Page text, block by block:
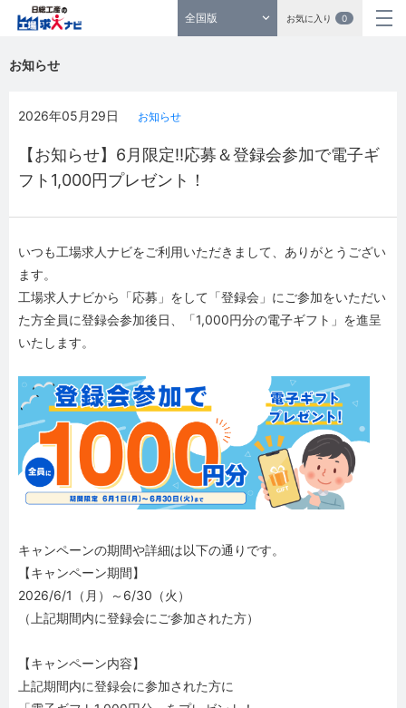
全国版 お気に入り 0
お知らせ
2026年05月29日 お知らせ
【お知らせ】6月限定!!応募＆登録会参加で電子ギ
フト1,000円プレゼント！
いつも工場求人ナビをご利用いただきまして、ありがとうござい
ます。
工場求人ナビから「応募」をして「登録会」にご参加をいただい
た方全員に登録会参加後日、「1,000円分の電子ギフト」を進呈
いたします。
キャンペーンの期間や詳細は以下の通りです。
【キャンペーン期間】
2026/6/1（月）～6/30（火）
（上記期間内に登録会にご参加された方）
【キャンペーン内容】
上記期間内に登録会に参加された方に